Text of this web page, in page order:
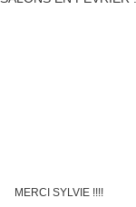
MERCI SYLVIE !!!!